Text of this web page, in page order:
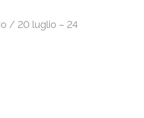
/ 20 luglio – 24